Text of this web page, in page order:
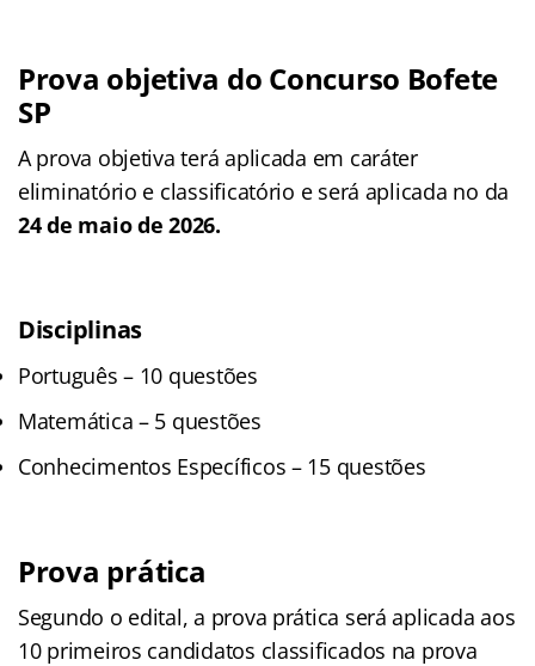
Prova objetiva do Concurso Bofete
SP
A prova objetiva terá aplicada em caráter
eliminatório e classificatório e será aplicada no da
24 de maio de 2026.
Disciplinas
Português – 10 questões
Matemática – 5 questões
Conhecimentos Específicos – 15 questões
Prova prática
Segundo o edital, a prova prática será aplicada aos
10 primeiros candidatos classificados na prova